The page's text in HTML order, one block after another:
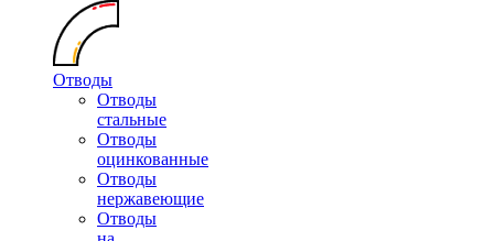
Отводы
Отводы
стальные
Отводы
оцинкованные
Отводы
нержавеющие
Отводы